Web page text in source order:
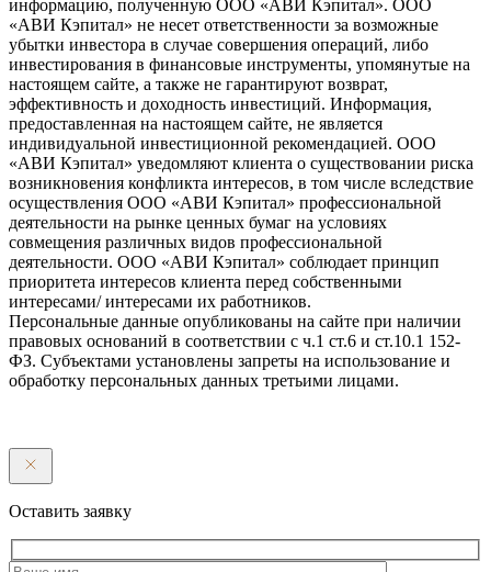
информацию, полученную ООО «АВИ Кэпитал». ООО
«АВИ Кэпитал» не несет ответственности за возможные
убытки инвестора в случае совершения операций, либо
инвестирования в финансовые инструменты, упомянутые на
настоящем сайте, а также не гарантируют возврат,
эффективность и доходность инвестиций. Информация,
предоставленная на настоящем сайте, не является
индивидуальной инвестиционной рекомендацией. ООО
«АВИ Кэпитал» уведомляют клиента о существовании риска
возникновения конфликта интересов, в том числе вследствие
осуществления ООО «АВИ Кэпитал» профессиональной
деятельности на рынке ценных бумаг на условиях
совмещения различных видов профессиональной
деятельности. ООО «АВИ Кэпитал» соблюдает принцип
приоритета интересов клиента перед собственными
интересами/ интересами их работников.
Персональные данные опубликованы на сайте при наличии
правовых оснований в соответствии с ч.1 ст.6 и ст.10.1 152-
ФЗ. Субъектами установлены запреты на использование и
обработку персональных данных третьими лицами.
Оставить заявку